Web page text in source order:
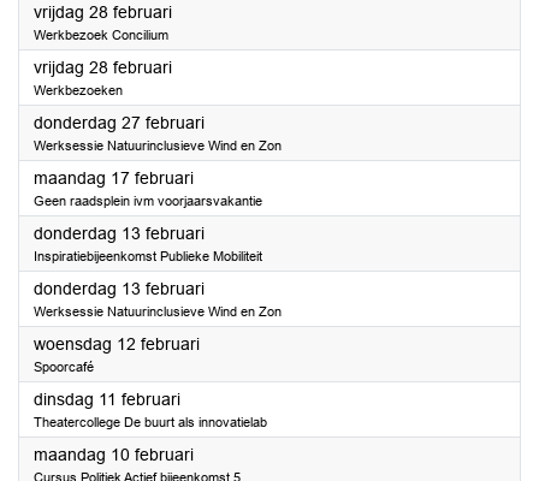
vrijdag 28 februari2025
Werkbezoek Concilium
vrijdag 28 februari2025
Werkbezoeken
donderdag 27 februari2025
Werksessie Natuurinclusieve Wind en Zon
maandag 17 februari2025
Geen raadsplein ivm voorjaarsvakantie
donderdag 13 februari2025
Inspiratiebijeenkomst Publieke Mobiliteit
donderdag 13 februari2025
Werksessie Natuurinclusieve Wind en Zon
woensdag 12 februari2025
Spoorcafé
dinsdag 11 februari2025
Theatercollege De buurt als innovatielab
maandag 10 februari2025
Cursus Politiek Actief bijeenkomst 5